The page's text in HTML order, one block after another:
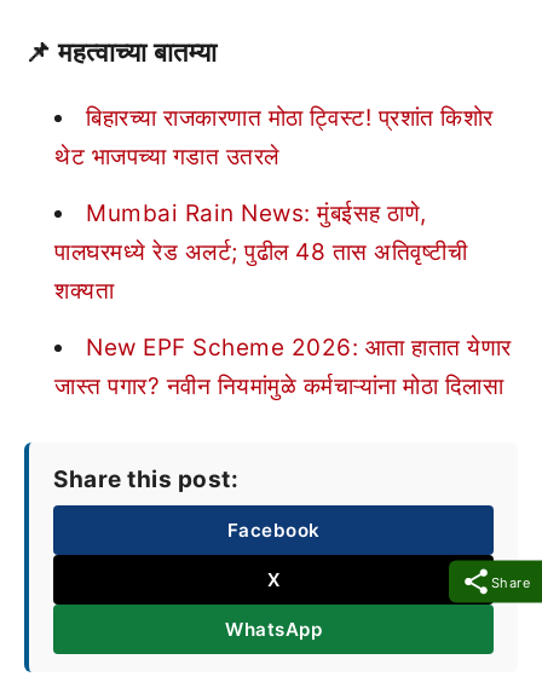
Share
📌महत्वाच्या बातम्या
बिहारच्या राजकारणात मोठा ट्विस्ट! प्रशांत किशोर
थेट भाजपच्या गडात उतरले
Mumbai Rain News: मुंबईसह ठाणे,
पालघरमध्ये रेड अलर्ट; पुढील 48 तास अतिवृष्टीची
शक्यता
New EPF Scheme 2026: आता हातात येणार
जास्त पगार? नवीन नियमांमुळे कर्मचाऱ्यांना मोठा दिलासा
Share this post:
Facebook
X
WhatsApp